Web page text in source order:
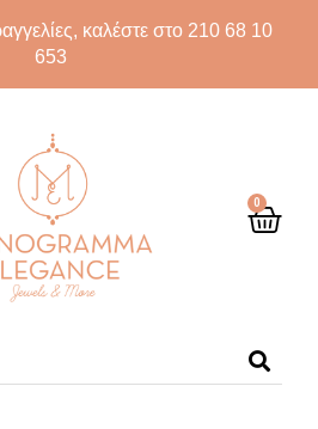
καλέστε στο 210 68 10
653
0